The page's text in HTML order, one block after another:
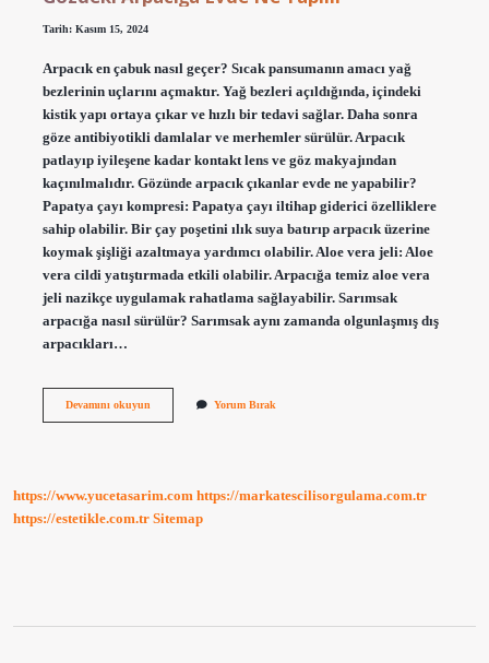
Tarih: Kasım 15, 2024
Arpacık en çabuk nasıl geçer? Sıcak pansumanın amacı yağ
bezlerinin uçlarını açmaktır. Yağ bezleri açıldığında, içindeki
kistik yapı ortaya çıkar ve hızlı bir tedavi sağlar. Daha sonra
göze antibiyotikli damlalar ve merhemler sürülür. Arpacık
patlayıp iyileşene kadar kontakt lens ve göz makyajından
kaçınılmalıdır. Gözünde arpacık çıkanlar evde ne yapabilir?
Papatya çayı kompresi: Papatya çayı iltihap giderici özelliklere
sahip olabilir. Bir çay poşetini ılık suya batırıp arpacık üzerine
koymak şişliği azaltmaya yardımcı olabilir. Aloe vera jeli: Aloe
vera cildi yatıştırmada etkili olabilir. Arpacığa temiz aloe vera
jeli nazikçe uygulamak rahatlama sağlayabilir. Sarımsak
arpacığa nasıl sürülür? Sarımsak aynı zamanda olgunlaşmış dış
arpacıkları…
Devamını okuyunGözdeki
Yorum Bırak
https://www.yucetasarim.com https://markatescilisorgulama.com.tr
https://estetikle.com.tr Sitemap